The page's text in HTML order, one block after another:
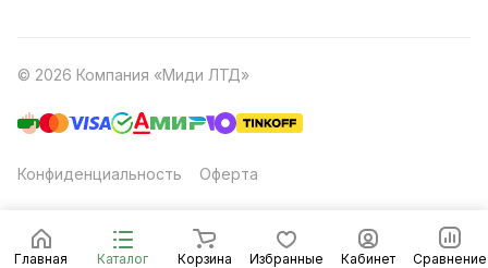
Главная Каталог Корзина Избранные Кабинет Сравнение
© 2026 Компания «Миди ЛТД»
Конфиденциальность Оферта